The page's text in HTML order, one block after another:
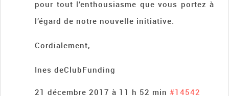
pour tout l’enthousiasme que vous portez à
l’égard de notre nouvelle initiative.
Cordialement,
Ines deClubFunding
21 décembre 2017 à 11 h 52 min #14542